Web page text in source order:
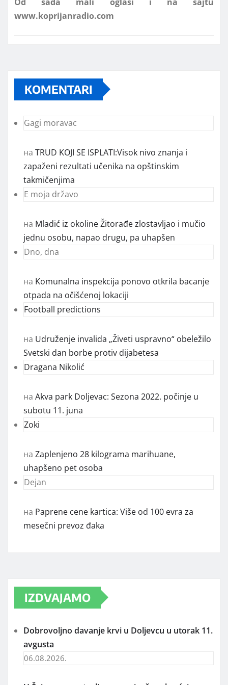
KOMENTARI
Gagi moravac
на TRUD KOJI SE ISPLATI:Visok nivo znanja i
zapaženi rezultati učenika na opštinskim
takmičenjima
E moja državo
на Mladić iz okoline Žitorađe zlostavljao i mučio
jednu osobu, napao drugu, pa uhapšen
Dno, dna
на Komunalna inspekcija ponovo otkrila bacanje
otpada na očišćenoj lokaciji
Football predictions
на Udruženje invalida „Živeti uspravno“ obeležilo
Svetski dan borbe protiv dijabetesa
Dragana Nikolić
на Akva park Doljevac: Sezona 2022. počinje u
subotu 11. juna
Zoki
на Zaplenjeno 28 kilograma marihuane,
uhapšeno pet osoba
Dejan
на Paprene cene kartica: Više od 100 evra za
mesečni prevoz đaka
IZDVAJAMO
Dobrovoljno davanje krvi u Doljevcu u utorak 11.
avgusta
06.08.2026.